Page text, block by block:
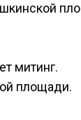
митинг.
площади.